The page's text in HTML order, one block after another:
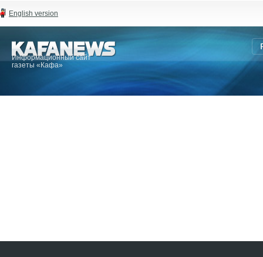
English version
Информационный сайт
газеты «Кафа»